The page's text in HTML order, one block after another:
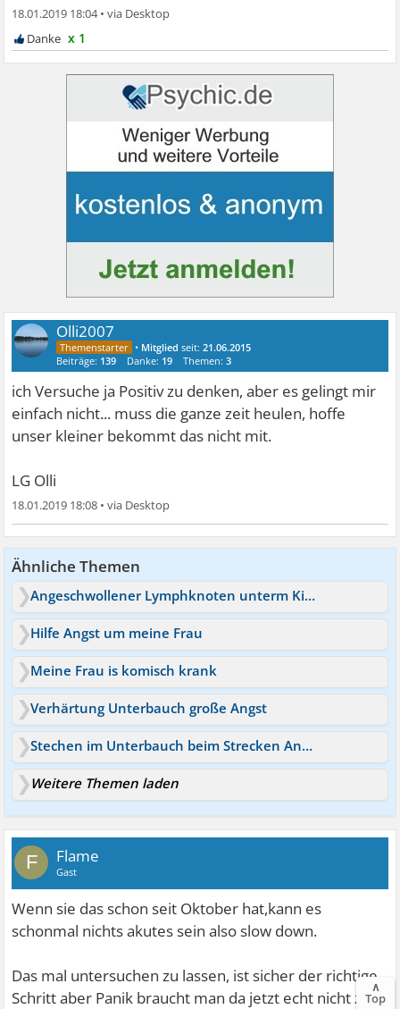
18.01.2019 18:04•
x 1
Olli2007
• Mitglied seit:21.06.2015
Beiträge: 139 Danke: 19 Themen:3
ich Versuche ja Positiv zu denken, aber es gelingt mir
einfach nicht... muss die ganze zeit heulen, hoffe
unser kleiner bekommt das nicht mit.
LG Olli
18.01.2019 18:08 •
Ähnliche Themen
Angeschwollener Lymphknoten unterm Kiefer durch Angst?
Hilfe Angst um meine Frau
Meine Frau is komisch krank
Verhärtung Unterbauch große Angst
Stechen im Unterbauch beim Strecken Angst
Weitere Themen laden
F Flame
Gast
Wenn sie das schon seit Oktober hat,kann es
schonmal nichts akutes sein also slow down.
Das mal untersuchen zu lassen, ist sicher der richtige
Schritt aber Panik braucht man da jetzt echt nicht zu
∧
Top